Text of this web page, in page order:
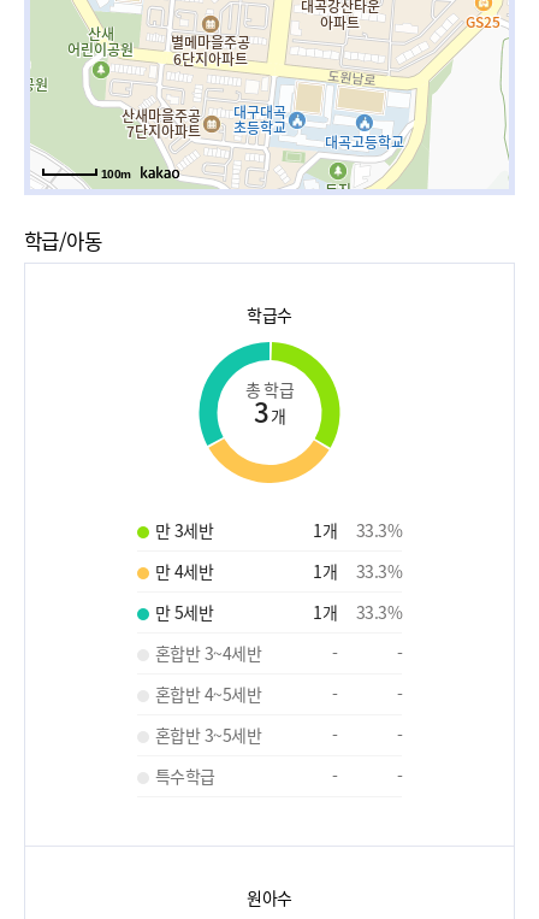
100m
학급/아동
학급수
총 학급
3개
만 3세반 1개 33.3%
만 4세반
1개 33.3%
만 5세반
1개 33.3%
혼합반 3~4세반
-
-
혼합반 4~5세반
-
-
혼합반 3~5세반
-
-
특수학급
- -
원아수